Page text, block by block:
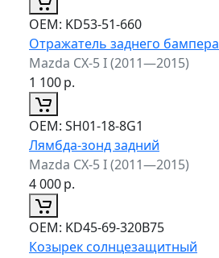
ОЕМ: KD53-51-660
Отражатель заднего бампера
Mazda CX-5 I (2011—2015)
1 100р.
ОЕМ: SH01-18-8G1
Лямбда-зонд задний
Mazda CX-5 I (2011—2015)
4 000р.
ОЕМ: KD45-69-320B75
Козырек солнцезащитный